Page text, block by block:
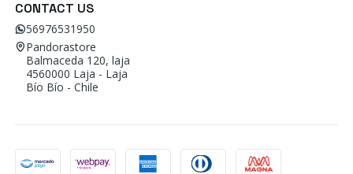
CONTACT US
56976531950
Pandorastore
Balmaceda 120, laja
4560000 Laja - Laja
Bío Bío - Chile